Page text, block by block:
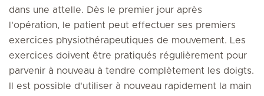
dans une attelle. Dès le premier jour après
l'opération, le patient peut effectuer ses premiers
exercices physiothérapeutiques de mouvement. Les
exercices doivent être pratiqués régulièrement pour
parvenir à nouveau à tendre complètement les doigts.
Il est possible d'utiliser à nouveau rapidement la main